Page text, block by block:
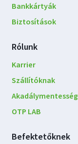
Bankkártyák
Biztosítások
Rólunk
Karrier
Szállítóknak
Akadálymentesség
OTP LAB
Befektetőknek